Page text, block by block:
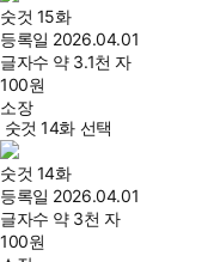
숫것 15화
등록일 2026.04.01
글자수 약 3.1천 자
100원
소장
숫것 14화 선택
숫것 14화
등록일 2026.04.01
글자수 약 3천 자
100원